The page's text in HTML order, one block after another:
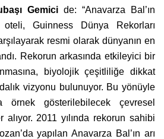
Gemici de: “Anavarza Bal’ın
Guinness Dünya Rekorları
resmi olarak dünyanın en
Rekorun arkasında etkileyici bir
biyolojik çeşitliliğe dikkat
vizyonu bulunuyor. Bu yönüyle
örnek gösterilebilecek çevresel
alıyor. 2011 yılında rekorun sahibi
yapılan Anavarza Bal’ın arı